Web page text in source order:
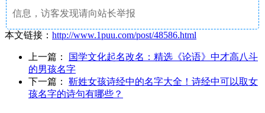
信息，访客发现请向站长举报
本文链接： http://www.1puu.com/post/48586.html
上一篇：
国学文化起名改名：精选《论语》中才高八斗
的男孩名字
下一篇： 靳姓女孩诗经中的名字大全！诗经中可以取女
孩名字的诗句有哪些？